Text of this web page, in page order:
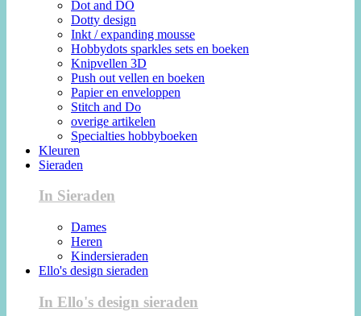
Dot and DO
Dotty design
Inkt / expanding mousse
Hobbydots sparkles sets en boeken
Knipvellen 3D
Push out vellen en boeken
Papier en enveloppen
Stitch and Do
overige artikelen
Specialties hobbyboeken
Kleuren
Sieraden
In Sieraden
Dames
Heren
Kindersieraden
Ello's design sieraden
In Ello's design sieraden